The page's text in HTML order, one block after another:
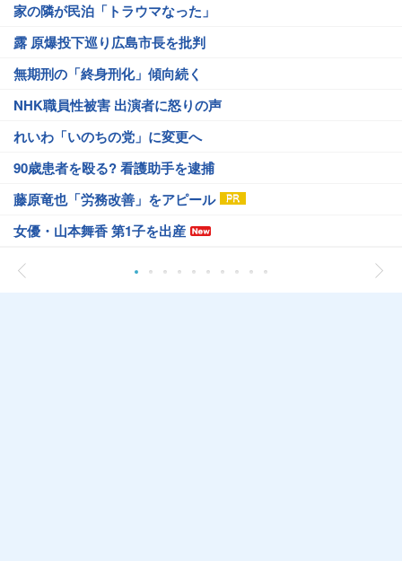
家の隣が民泊「トラウマなった」
露 原爆投下巡り広島市長を批判
無期刑の「終身刑化」傾向続く
NHK職員性被害 出演者に怒りの声
れいわ「いのちの党」に変更へ
90歳患者を殴る? 看護助手を逮捕
藤原竜也「労務改善」をアピール
女優・山本舞香 第1子を出産